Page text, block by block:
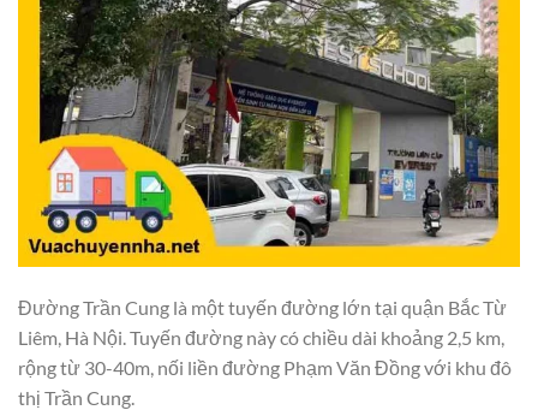
Đường Trần Cung là một tuyến đường lớn tại quận Bắc Từ
Liêm, Hà Nội. Tuyến đường này có chiều dài khoảng 2,5 km,
rộng từ 30-40m, nối liền đường Phạm Văn Đồng với khu đô
thị Trần Cung.